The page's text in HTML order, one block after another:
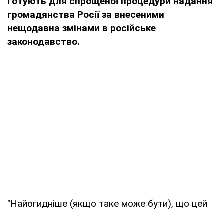
громадянства Росії за внесеними
нещодавна змінами в російське
законодавство.
"Найогидніше (якщо таке може бути), що цей